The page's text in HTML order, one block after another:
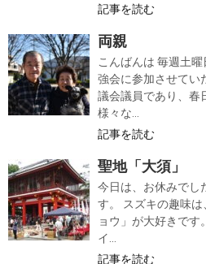
記事を読む
両親
こんばんは 毎週土
強会に参加させてい
議会議員であり、春
様々な...
記事を読む
聖地「大須」
今日は、お休みでし
す。 スズキの趣味
ョウ」が大好きです
イ...
記事を読む